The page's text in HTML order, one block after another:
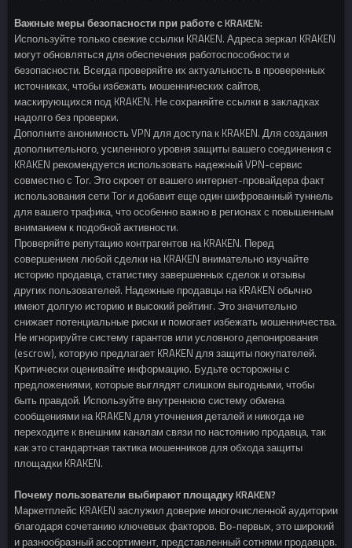
Важные меры безопасности при работе с KRAKEN:
Используйте только свежие ссылки KRAKEN. Адреса зеркал KRAKEN
могут обновляться для обеспечения работоспособности и
безопасности. Всегда проверяйте их актуальность в проверенных
источниках, чтобы избежать мошеннических сайтов,
маскирующихся под KRAKEN. Не сохраняйте ссылки в закладках
надолго без проверки.
Дополните анонимность VPN для доступа к KRAKEN. Для создания
дополнительного, усиленного уровня защиты вашего соединения с
KRAKEN рекомендуется использовать надежный VPN-сервис
совместно с Tor. Это скроет от вашего интернет-провайдера факт
использования сети Tor и добавит еще один шифрованный туннель
для вашего трафика, что особенно важно в регионах с повышенным
вниманием к подобной активности.
Проверяйте репутацию контрагентов на KRAKEN. Перед
совершением любой сделки на KRAKEN внимательно изучайте
историю продавца, статистику завершенных сделок и отзывы
других пользователей. Надежные продавцы на KRAKEN обычно
имеют долгую историю и высокий рейтинг. Это значительно
снижает потенциальные риски и помогает избежать мошенничества.
Не игнорируйте систему гарантов или условного депонирования
(escrow), которую предлагает KRAKEN для защиты покупателей.
Критически оценивайте информацию. Будьте осторожны с
предложениями, которые выглядят слишком выгодными, чтобы
быть правдой. Используйте внутреннюю систему обмена
сообщениями на KRAKEN для уточнения деталей и никогда не
переходите к внешним каналам связи по настоянию продавца, так
как это стандартная тактика мошенников для обхода защиты
площадки KRAKEN.
Почему пользователи выбирают площадку KRAKEN?
Маркетплейс KRAKEN заслужил доверие многочисленной аудитории
благодаря сочетанию ключевых факторов. Во-первых, это широкий
и разнообразный ассортимент, представленный сотнями продавцов.